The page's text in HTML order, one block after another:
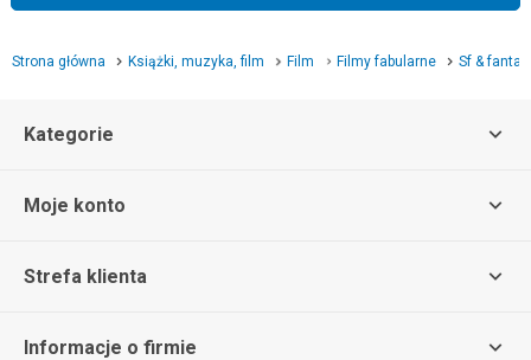
Strona główna Książki, muzyka, film Film Filmy fabularne Sf &
Kategorie
Moje konto
Strefa klienta
Informacje o firmie